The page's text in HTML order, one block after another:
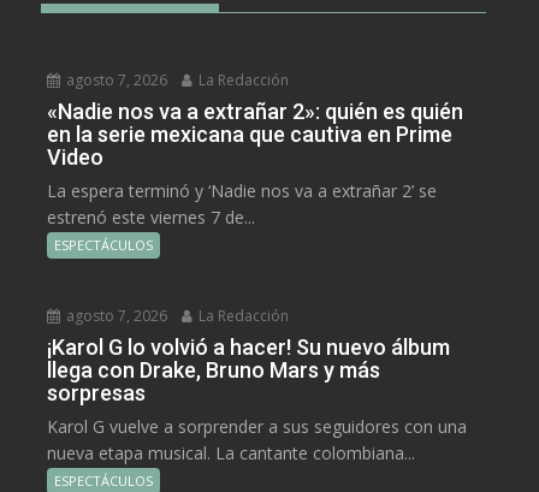
agosto 7, 2026 La Redacción
«Nadie nos va a extrañar 2»: quién es quién
en la serie mexicana que cautiva en Prime
Video
La espera terminó y ‘Nadie nos va a extrañar 2’ se
estrenó este viernes 7 de...
ESPECTÁCULOS
agosto 7, 2026 La Redacción
¡Karol G lo volvió a hacer! Su nuevo álbum
llega con Drake, Bruno Mars y más
sorpresas
Karol G vuelve a sorprender a sus seguidores con una
nueva etapa musical. La cantante colombiana...
ESPECTÁCULOS